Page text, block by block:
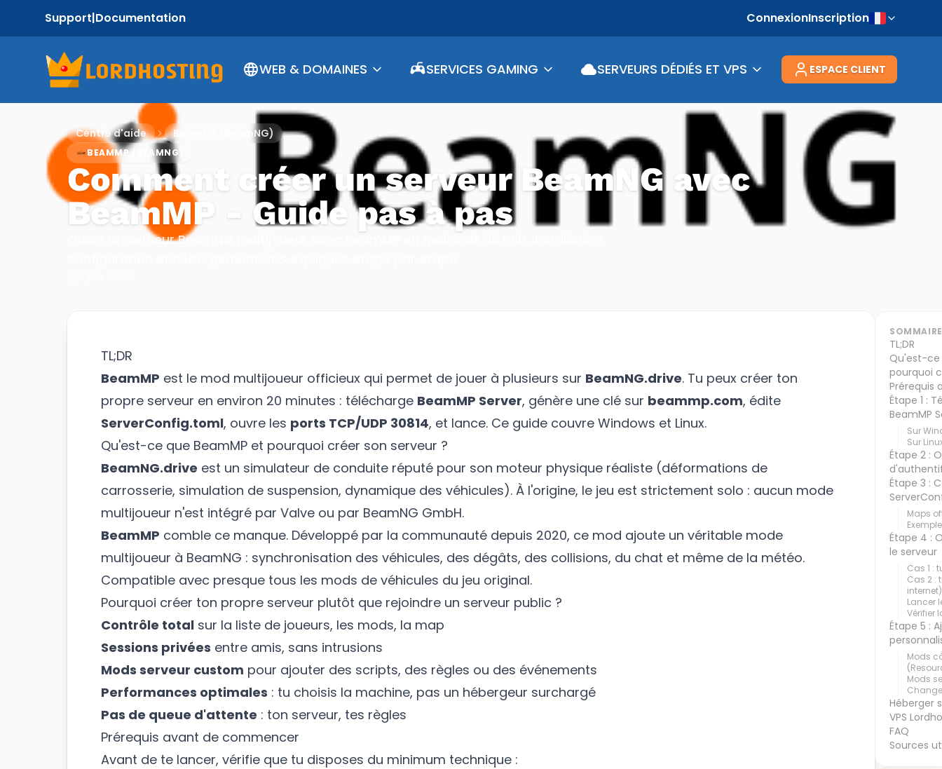
Support|Documentation ConnexionInscription
WEB & DOMAINES SERVICES GAMING SERVEURS DÉDIÉS ET VPS ESPACE CLIENT
Centre d'aide BeamMP (BeamNG)
BEAMMP (BEAMNG)
Comment créer un serveur BeamNG avec
BeamMP - Guide pas à pas
Ouvre un serveur BeamNG multijoueur avec BeamMP en moins de 30 min. Installation,
TL;DR
BeamMP est le mod multijoueur officieux qui permet de jouer à plusieurs sur BeamNG.drive. Tu peux créer ton
propre serveur en environ 20 minutes : télécharge BeamMP Server, génère une clé sur beammp.com, édite
ServerConfig.toml, ouvre les ports TCP/UDP 30814, et lance. Ce guide couvre Windows et Linux.
Qu'est-ce que BeamMP et pourquoi créer son serveur ?
BeamNG.drive est un simulateur de conduite réputé pour son moteur physique réaliste (déformations de
carrosserie, simulation de suspension, dynamique des véhicules). À l'origine, le jeu est strictement solo : aucun mode
multijoueur n'est intégré par Valve ou par BeamNG GmbH.
BeamMP comble ce manque. Développé par la communauté depuis 2020, ce mod ajoute un véritable mode
multijoueur à BeamNG : synchronisation des véhicules, des dégâts, des collisions, du chat et même de la météo.
Compatible avec presque tous les mods de véhicules du jeu original.
Pourquoi créer ton propre serveur plutôt que rejoindre un serveur public ?
Contrôle total sur la liste de joueurs, les mods, la map
Sessions privées entre amis, sans intrusions
Mods serveur custom pour ajouter des scripts, des règles ou des événements
Performances optimales : tu choisis la machine, pas un hébergeur surchargé
Pas de queue d'attente : ton serveur, tes règles
Prérequis avant de commencer
Avant de te lancer, vérifie que tu disposes du minimum technique :
SOMMAIRE
TL;DR
Qu'est-ce
pourquoi
Prérequis
Étape 1 :
BeamMP
Sur
Sur
Étape 2 :
Étape 3 :
Maps
Étape 4 :
le serveur
Cas 1 :
Cas 2 :
internet)
Lancer
Vérifier
Étape 5 :
Mods
Mods
Héberger
VPS
FAQ
Sources